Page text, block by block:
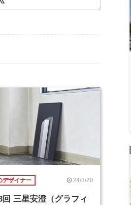
デザイナー 24/3/20
回 三星安澄（グラフィ